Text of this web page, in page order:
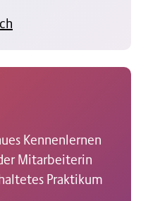
Kennenlernen
Mitarbeiterin
Praktikum